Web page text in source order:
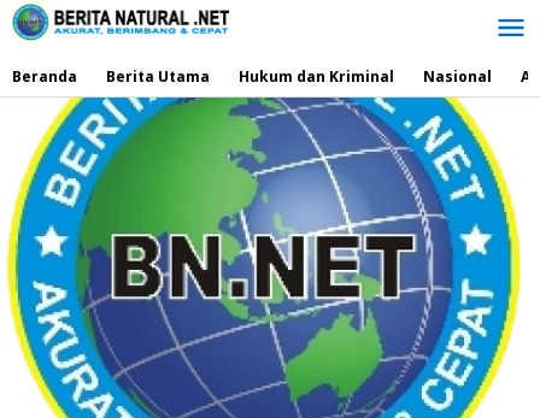
Lewati
ke
Beranda
Berita Utama Hukum dan Kriminal Nasional